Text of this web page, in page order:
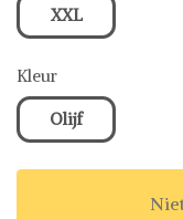
XXL
Kleur
Olijf